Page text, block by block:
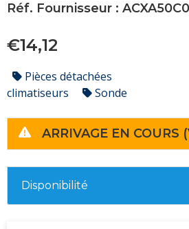
Réf. Fournisseur :
€14,12
Pièces détachées
climatiseurs
Sonde
ARRIVAGE EN
Disponibilité